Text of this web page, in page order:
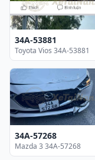
34A-53881
Toyota Vios 34A-53881
34A-57268
Mazda 3 34A-57268